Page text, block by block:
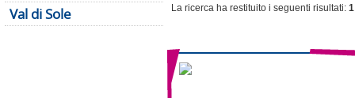
Val di Sole
La ricerca ha restituito i seguenti risultati: 1